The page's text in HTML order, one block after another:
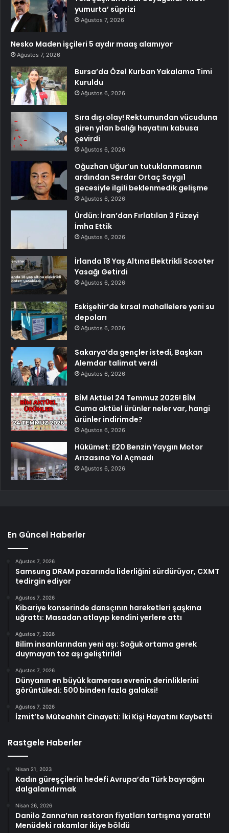
yumurta’ süprizi
Ağustos 7, 2026
Nesko Maden işçileri 5 aydır maaş alamıyor
Ağustos 7, 2026
Bursa’da Özel Kurban Yakalama Timi
Kuruldu
Ağustos 6, 2026
Sıra dışı olay! Rektumundan vücuduna
giren yılan balığı hayatını kabusa
çevirdi
Ağustos 6, 2026
Oğuzhan Uğur’un tutuklanmasının
ardından Serdar Ortaç Saygı1
gecesiyle ilgili beklenmedik gelişme
Ağustos 6, 2026
Ürdün: İran’dan Fırlatılan 3 Füzeyi
İmha Ettik
Ağustos 6, 2026
İrlanda 18 Yaş Altına Elektrikli Scooter
Yasağı Getirdi
Ağustos 6, 2026
Eskişehir’de kırsal mahallelere yeni su
depoları
Ağustos 6, 2026
Sakarya’da gençler istedi, Başkan
Alemdar talimat verdi
Ağustos 6, 2026
BİM Aktüel 24 Temmuz 2026! BİM
Cuma aktüel ürünler neler var, hangi
ürünler indirimde?
Ağustos 6, 2026
Hükümet: E20 Benzin Yaygın Motor
Arızasına Yol Açmadı
Ağustos 6, 2026
En Güncel Haberler
Ağustos 7, 2026
Samsung DRAM pazarında liderliğini sürdürüyor, CXMT
tedirgin ediyor
Ağustos 7, 2026
Kibariye konserinde dansçının hareketleri şaşkına
uğrattı: Masadan atlayıp kendini yerlere attı
Ağustos 7, 2026
Bilim insanlarından yeni aşı: Soğuk ortama gerek
duymayan toz aşı geliştirildi
Ağustos 7, 2026
Dünyanın en büyük kamerası evrenin derinliklerini
görüntüledi: 500 binden fazla galaksi!
Ağustos 7, 2026
İzmit’te Müteahhit Cinayeti: İki Kişi Hayatını Kaybetti
Rastgele Haberler
Nisan 21, 2023
Kadın güreşçilerin hedefi Avrupa’da Türk bayrağını
dalgalandırmak
Nisan 26, 2026
Danilo Zanna’nın restoran fiyatları tartışma yarattı!
Menüdeki rakamlar ikiye böldü